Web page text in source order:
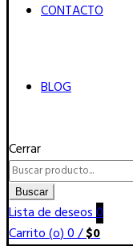
CONTACTO
BLOG
Cerrar
Buscar
por:
Buscar
Lista de deseos0
Carrito (o)0/$0